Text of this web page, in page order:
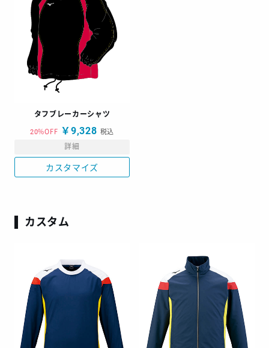
タフブレーカーシャツ
20%OFF ￥9,328 税込
詳細
カスタマイズ
カスタム